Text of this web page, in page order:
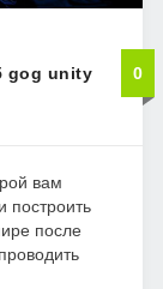
gog unity
0
вам
построить
после